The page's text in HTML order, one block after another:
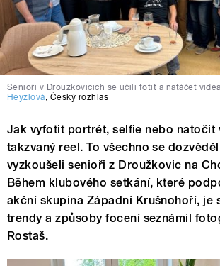
Senioři v Drouzkovicich se učili fotit a natáčet videa
Heyzlová, Český rozhlas
Jak vyfotit portrét, selfie nebo natočit
takzvaný reel. To všechno se
vyzkoušeli senioři z Droužkovic na
Během klubového setkání, které
akční skupina Západní Krušnohoří, je
trendy a způsoby focení seznámil
Rostaš.